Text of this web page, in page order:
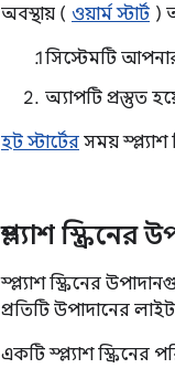
অবস্থায় ( ওয়ার্ম স্টার্ট )
সিস্টেমটি আপনার
অ্যাপটি প্রস্তুত
হট স্টার্টের সময় স্প্ল্যাশ
স্প্ল্যাশ স্ক্রিনের
স্প্ল্যাশ স্ক্রিনের
প্রতিটি উপাদানের
একটি স্প্ল্যাশ